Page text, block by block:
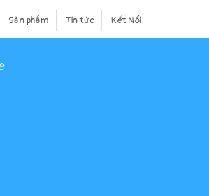
Sản phẩm Tin tức Kết Nối